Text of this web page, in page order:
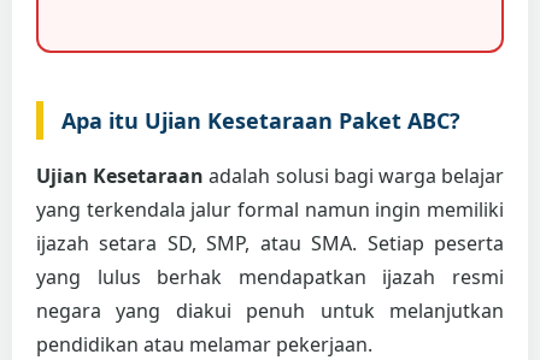
Apa itu Ujian Kesetaraan Paket ABC?
Ujian Kesetaraan adalah solusi bagi warga belajar
yang terkendala jalur formal namun ingin memiliki
ijazah setara SD, SMP, atau SMA. Setiap peserta
yang lulus berhak mendapatkan ijazah resmi
negara yang diakui penuh untuk melanjutkan
pendidikan atau melamar pekerjaan.